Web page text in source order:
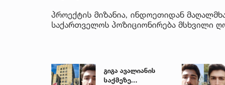
პროექტის მიზანია, ინდოეთიდან
საქართველოს პოზიციონირება მსხვილი
გიგა ავალიანის
საქმეზე